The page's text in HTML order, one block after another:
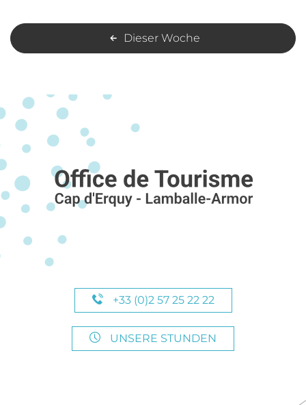
Dieser Woche
+33 (0)2 57 25 22 22
UNSERE STUNDEN